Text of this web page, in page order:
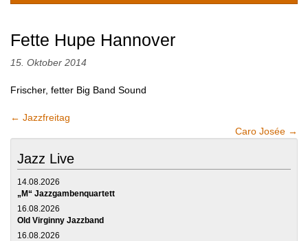
Fette Hupe Hannover
15. Oktober 2014
Frischer, fetter Big Band Sound
← Jazzfreitag
Caro Josée →
Jazz Live
14.08.2026
„M“ Jazzgambenquartett
16.08.2026
Old Virginny Jazzband
16.08.2026